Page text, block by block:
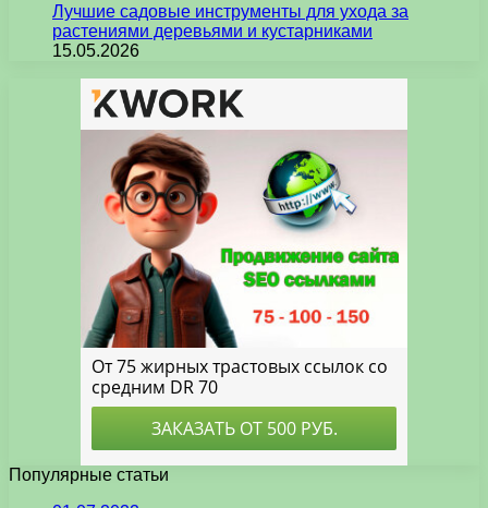
Лучшие садовые инструменты для ухода за
растениями деревьями и кустарниками
15.05.2026
Популярные статьи